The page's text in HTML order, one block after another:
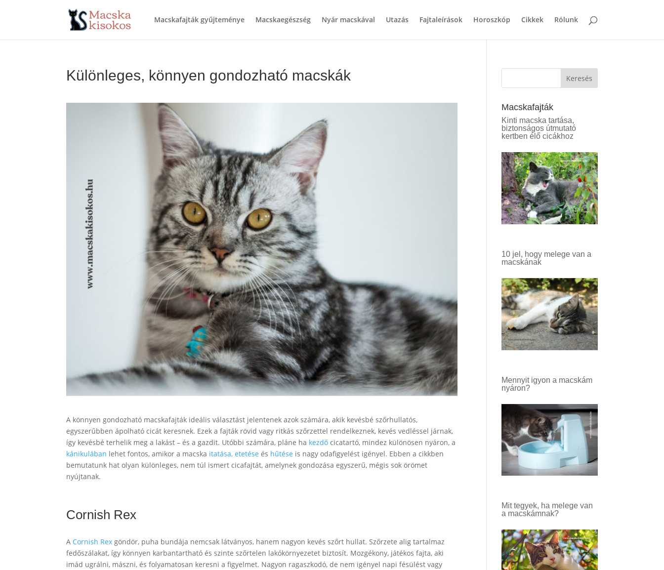
Macskafajták gyűjteménye Macskaegészség Nyár macskával Utazás Fajtaleírások Horoszkóp Cikkek Rólunk
Különleges, könnyen gondozható macskák
A könnyen gondozható macskafajták ideális választást jelentenek azok számára, akik kevésbé szőrhullatós,
egyszerűbben ápolható cicát keresnek. Ezek a fajták rövid vagy ritkás szőrzettel rendelkeznek, kevés vedléssel járnak,
így kevésbé terhelik meg a lakást – és a gazdit. Utóbbi számára, pláne ha kezdőcicatartó, mindez különösen nyáron, a
kánikulában lehet fontos, amikor a macska itatása, etetése és hűtése is nagy odafigyelést igényel. Ebben a cikkben
bemutatunk hat olyan különleges, nem túl ismert cicafajtát, amelynek gondozása egyszerű, mégis sok örömet
nyújtanak.
Cornish Rex
A Cornish Rexgöndör, puha bundája nemcsak látványos, hanem nagyon kevés szőrt hullat. Szőrzete alig tartalmaz
fedőszálakat, így könnyen karbantartható és szinte szőrtelen lakókörnyezetet biztosít. Mozgékony, játékos fajta, aki
imád ugrálni, mászni, és folyamatosan keresni a figyelmet. Nagyon ragaszkodó, de nem igényel napi fésülést vagy
Keresés
Macskafajták
Kinti macska tartása,
biztonságos útmutató
kertben élő cicákhoz
10 jel, hogy melege van a
macskának
Mennyit igyon a macskám
nyáron?
Mit tegyek, ha melege van
a macskámnak?